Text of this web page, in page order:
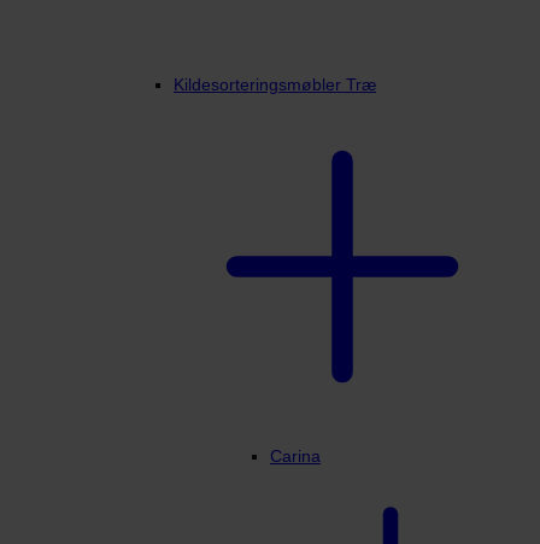
Kildesorteringsmøbler Træ
Carina